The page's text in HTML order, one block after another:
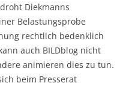
Diekmanns
Belastungsprobe
rechtlich bedenklich
auch BILDblog nicht
animieren dies zu tun.
beim Presserat